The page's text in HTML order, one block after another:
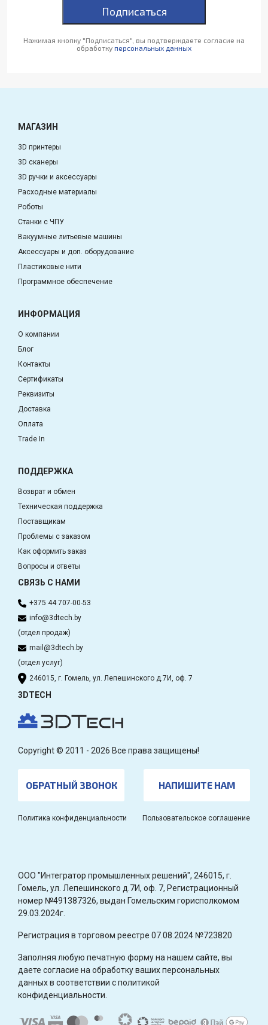
Подписаться
Нажимая кнопку "Подписаться", вы подтверждаете согласие на
обработку персональных данных
МАГАЗИН
3D принтеры
3D сканеры
3D ручки и аксессуары
Расходные материалы
Роботы
Станки с ЧПУ
Вакуумные литьевые машины
Аксессуары и доп. оборудование
Пластиковые нити
Программное обеспечение
ИНФОРМАЦИЯ
О компании
Блог
Контакты
Сертификаты
Реквизиты
Доставка
Оплата
Trade In
ПОДДЕРЖКА
Возврат и обмен
Техническая поддержка
Поставщикам
Проблемы с заказом
Как оформить заказ
Вопросы и ответы
СВЯЗЬ С НАМИ
+375 44 707-00-53
info@3dtech.by
(отдел продаж)
mail@3dtech.by
(отдел услуг)
246015, г. Гомель, ул. Лепешинского д.7И, оф. 7
3DTECH
Copyright © 2011 - 2026 Все права защищены!
ОБРАТНЫЙ ЗВОНОК НАПИШИТЕ НАМ
Политика конфиденциальности Пользовательское соглашение
OOO "Интегратор промышленных решений", 246015, г.
Гомель, ул. Лепешинского д.7И, оф. 7, Регистрационный
номер №491387326, выдан Гомельским горисполкомом
29.03.2024г.
Регистрация в торговом реестре 07.08.2024 №723820
Заполняя любую печатную форму на нашем сайте, вы
даете согласие на обработку ваших персональных
данных в соответствии с политикой
конфиденциальности.